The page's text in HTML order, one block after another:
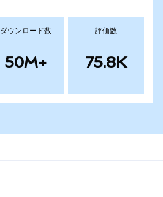
ダウンロード数
50M+
評価数
75.8K